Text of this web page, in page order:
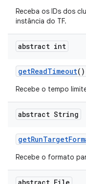
Receba os IDs dos
instância do TF.
abstract int
getReadTimeout()
Recebe o tempo
abstract String
getRunTarget
Recebe o formato